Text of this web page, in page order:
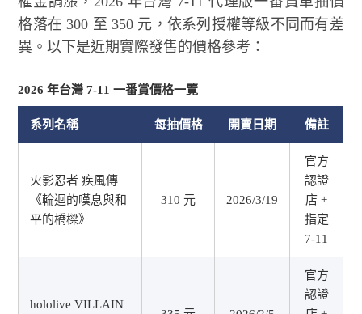
格落在 300 至 350 元，依系列授權等級不同而有差
異。以下是近期實際發售的價格參考：
2026 年台灣 7-11 一番賞價格一覽
系列名稱 每抽價格 開賣日期 備註
火影忍者 疾風傳
《輪迴的嘆息與和
平的橋樑》
310 元 2026/3/19
官方
認證
店 +
指定
7-11
hololive VILLAIN
官方
認證